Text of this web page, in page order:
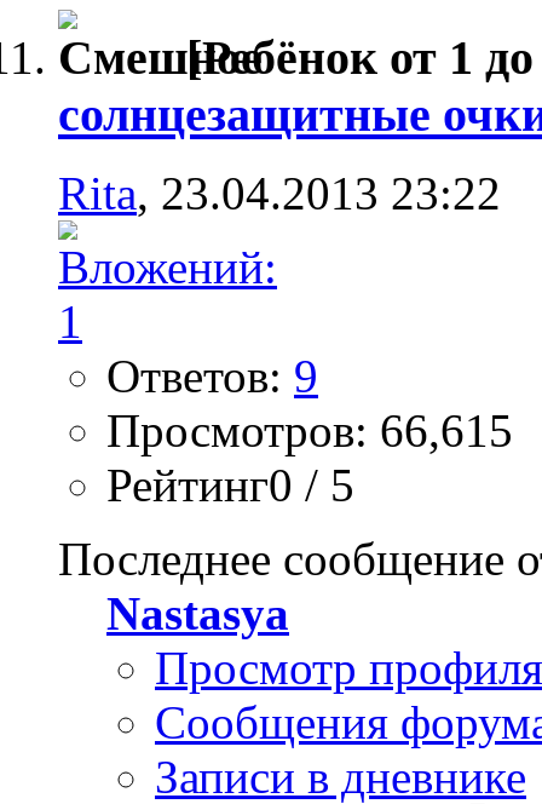
[Ребёнок от 1
солнцезащитные
Rita, 23.04.2013 23:22
Ответов: 9
Просмотров: 66,615
Рейтинг0 / 5
Последнее сообщение
Nastasya
Просмотр профиля
Сообщения
Записи в дневнике